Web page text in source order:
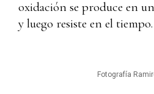
oxidación se produce en un
y luego resiste en el tiempo.
Fotografía